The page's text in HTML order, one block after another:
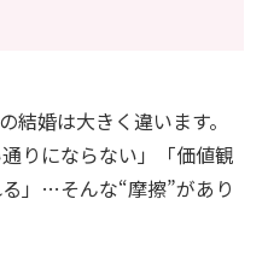
結婚は大きく違います。
りにならない」「価値観
」…そんな“摩擦”があり